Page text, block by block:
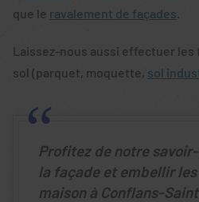
que le ravalement de façades.
Laissez-nous aussi effectuer
sol (parquet, moquette, sol
Profitez de notre
la façade et embellir
maison à Conflans-